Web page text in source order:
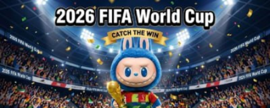
1862金沙集团
| 中文
首 页 产品资讯 资料汇总